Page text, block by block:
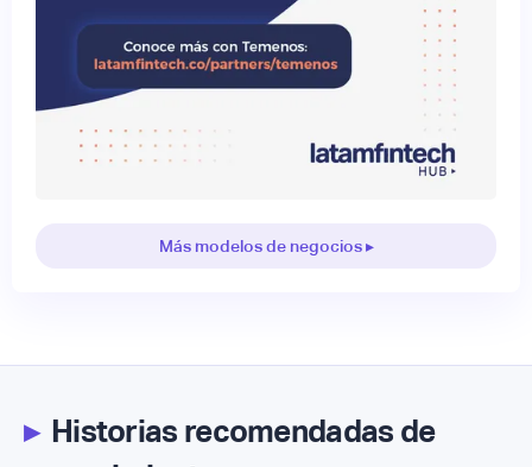
Más modelos de negocios ▸
▸Historias recomendadas de